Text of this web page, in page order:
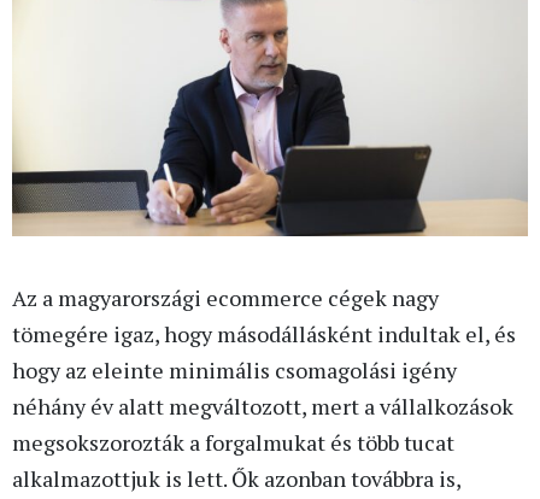
Az a magyarországi ecommerce cégek nagy
tömegére igaz, hogy másodállásként indultak el, és
hogy az eleinte minimális csomagolási igény
néhány év alatt megváltozott, mert a vállalkozások
megsokszorozták a forgalmukat és több tucat
alkalmazottjuk is lett. Ők azonban továbbra is,